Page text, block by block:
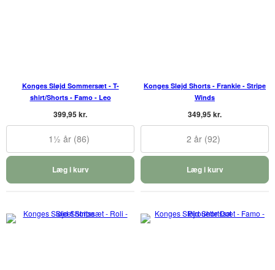
Konges Sløjd Sommersæt - T-
shirt/Shorts - Famo - Leo
399,95 kr.
1½ år (86)
Læg i kurv
Konges Sløjd Shorts - Frankie - Stripe
Winds
349,95 kr.
2 år (92)
Læg i kurv